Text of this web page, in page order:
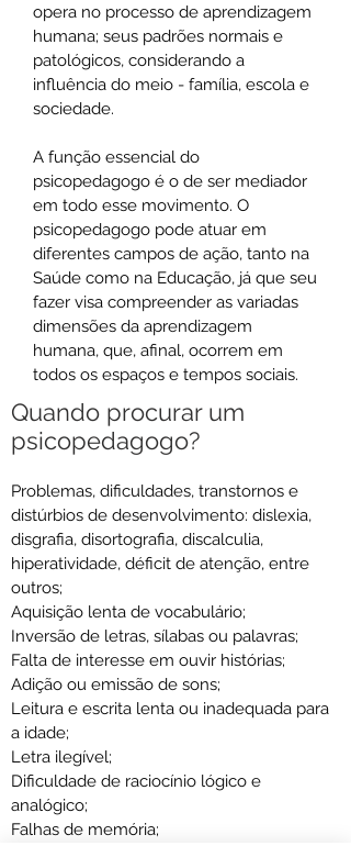
opera no processo de aprendizagem
humana; seus padrões normais e
patológicos, considerando a
influência do meio - família, escola e
sociedade.
A função essencial do
psicopedagogo é o de ser mediador
em todo esse movimento. O
psicopedagogo pode atuar em
diferentes campos de ação, tanto na
Saúde como na Educação, já que seu
fazer visa compreender as variadas
dimensões da aprendizagem
humana, que, afinal, ocorrem em
todos os espaços e tempos sociais.
Quando procurar um
psicopedagogo?
Problemas, dificuldades, transtornos e
distúrbios de desenvolvimento: dislexia,
disgrafia, disortografia, discalculia,
hiperatividade, déficit de atenção, entre
outros;
Aquisição lenta de vocabulário;
Inversão de letras, sílabas ou palavras;
Falta de interesse em ouvir histórias;
Adição ou emissão de sons;
Leitura e escrita lenta ou inadequada para
a idade;
Letra ilegível;
Dificuldade de raciocínio lógico e
analógico;
Falhas de memória;